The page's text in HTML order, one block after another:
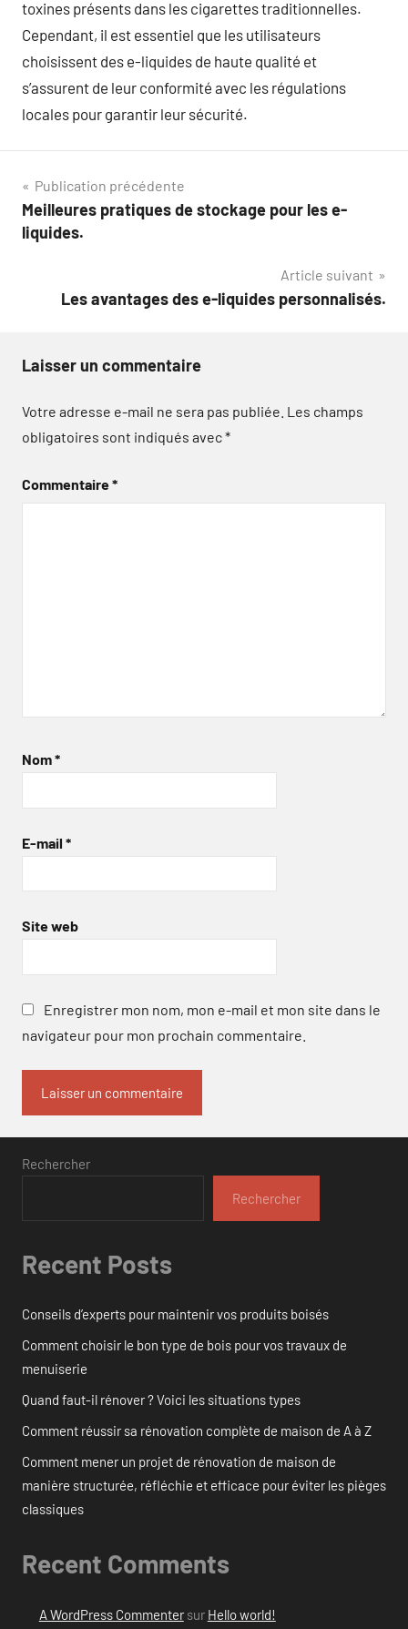
toxines présents dans les cigarettes traditionnelles.
Cependant, il est essentiel que les utilisateurs
choisissent des e-liquides de haute qualité et
s’assurent de leur conformité avec les régulations
locales pour garantir leur sécurité.
Navigation
de
Publication précédente
Meilleures pratiques de stockage pour les e-
liquides.
Article suivant
Les avantages des e-liquides personnalisés.
Laisser un commentaire
Votre adresse e-mail ne sera pas publiée. Les champs
obligatoires sont indiqués avec*
Commentaire*
Nom*
E-mail *
Site web
Enregistrer mon nom, mon e-mail et mon site dans le
navigateur pour mon prochain commentaire.
Rechercher
Rechercher
Recent Posts
Conseils d’experts pour maintenir vos produits boisés
Comment choisir le bon type de bois pour vos travaux de
menuiserie
Quand faut-il rénover ? Voici les situations types
Comment réussir sa rénovation complète de maison de A à Z
Comment mener un projet de rénovation de maison de
manière structurée, réfléchie et efficace pour éviter les pièges
classiques
Recent Comments
A WordPress Commentersur Hello world!